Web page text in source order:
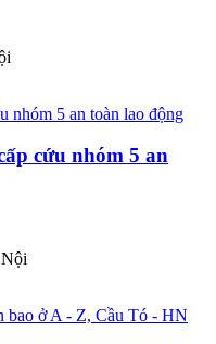
cứu nhóm 5 an